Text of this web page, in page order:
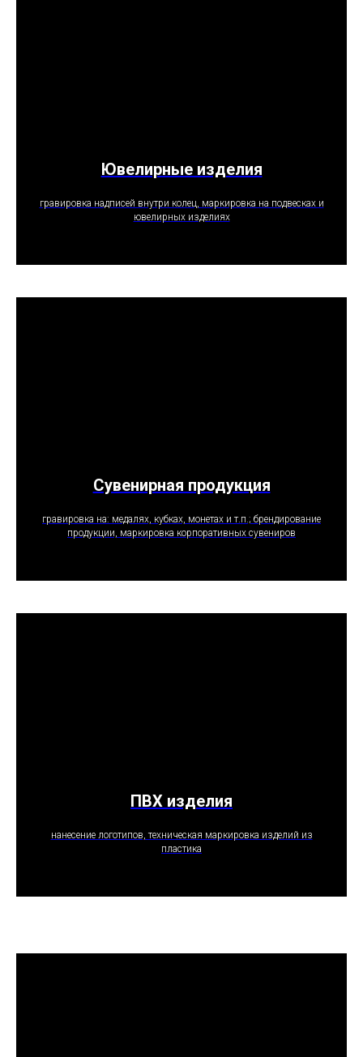
Ювелирные изделия
гравировка надписей внутри колец, маркировка на подвесках и
ювелирных изделиях
ПОЛУЧИТЬ ПРЕДЛОЖЕНИЕ
Сувенирная продукция
гравировка на: медалях, кубках, монетах и т.п.; брендирование
продукции, маркировка корпоративных сувениров
ПОЛУЧИТЬ ПРЕДЛОЖЕНИЕ
ПВХ изделия
нанесение логотипов, техническая маркировка изделий из
пластика
ПОЛУЧИТЬ ПРЕДЛОЖЕНИЕ